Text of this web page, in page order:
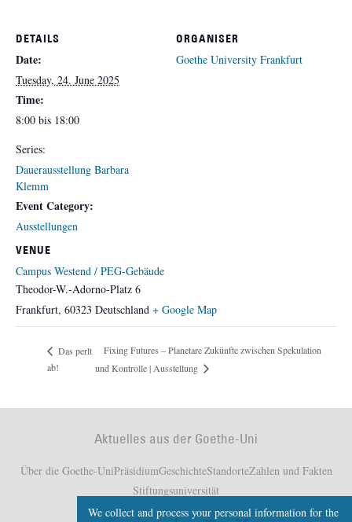
DETAILS
Date:
Tuesday, 24. June 2025
Time:
8:00 bis 18:00
Series:
Dauerausstellung Barbara
Klemm
Event Category:
Ausstellungen
VENUE
Campus Westend / PEG-Gebäude
Theodor-W.-Adorno-Platz 6
Frankfurt, 60323 Deutschland + Google Map
ORGANISER
Goethe University Frankfurt
Das perlt
ab!
Fixing Futures – Planetare Zukünfte zwischen Spekulation
und Kontrolle | Ausstellung
Aktuelles aus der Goethe-Uni
Über die Goethe-UniPräsidiumGeschichteStandorteZahlen und Fakten
Stiftungsuniversität
We collect and process your personal information for the